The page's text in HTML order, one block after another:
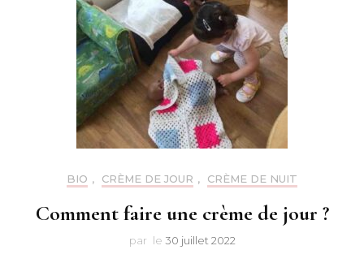
BIO , CRÈME DE JOUR , CRÈME DE NUIT
Comment faire une crème de jour ?
par le 30 juillet 2022